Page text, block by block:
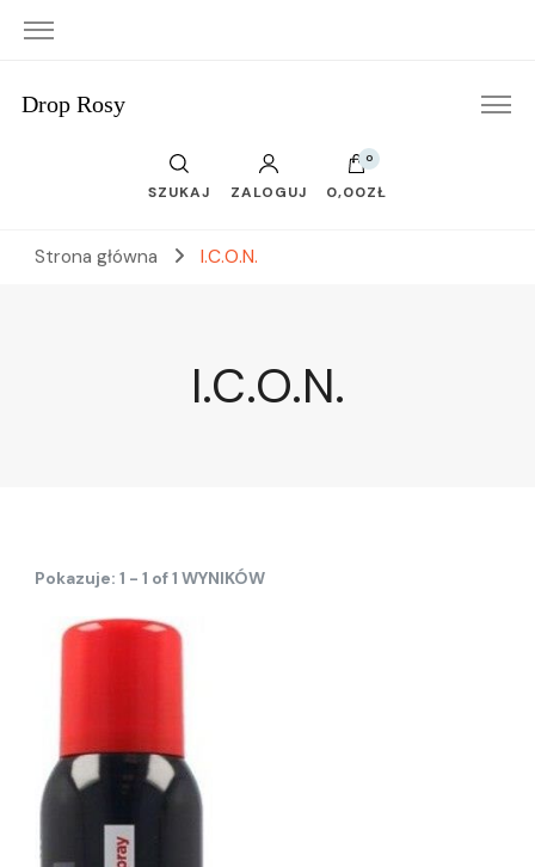
Drop Rosy
SZUKAJ ZALOGUJ
0
0,00ZŁ
Strona główna I.C.O.N.
I.C.O.N.
Pokazuje: 1 - 1 of 1 WYNIKÓW